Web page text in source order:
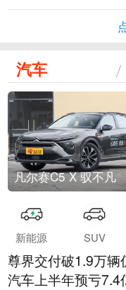
汽车
凡尔赛C5 X 驭不凡
新能源 SUV
尊界交付破1.9万辆
汽车上半年预亏7.4